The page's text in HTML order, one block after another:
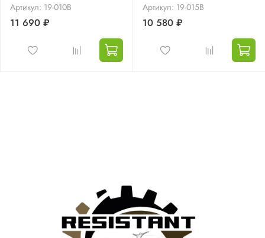
Артикул: 19-010B
11 690 ₽
Артикул: 19-015B
10 580 ₽